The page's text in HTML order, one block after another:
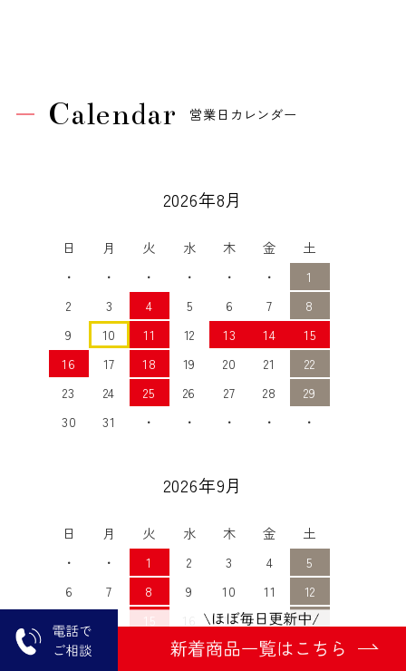
Calendar 営業日カレンダー
2026年8月
日 月 火 水 木 金
土
・
・ ・ ・ ・ ・
1
2
3 4 5 6 7
8
9
10 11 12 13 14
15
16
17 18 19 20 21
22
23
24 25 26 27 28
29
30
31 ・ ・ ・ ・ ・
2026年9月
日 月 火 水 木 金
土
・
・ 1 2 3 4
5
6
7 8 9 10 11
12
15 17 18
19
20
23 24 25
26